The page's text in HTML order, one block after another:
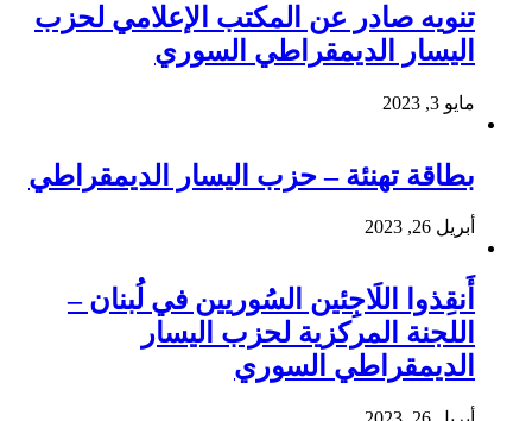
تنويه صادر عن المكتب الإعلامي لحزب
اليسار الديمقراطي السوري
مايو 3, 2023
بطاقة تهنئة – حزب اليسار الديمقراطي
أبريل 26, 2023
أَنقِذوا اللَاجِئين السُوريين في لُبنان –
اللجنة المركزية لحزب اليسار
الديمقراطي السوري